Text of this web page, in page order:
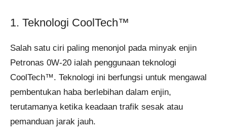
1. Teknologi CoolTech™
Salah satu ciri paling menonjol pada minyak enjin
Petronas 0W-20 ialah penggunaan teknologi
CoolTech™. Teknologi ini berfungsi untuk mengawal
pembentukan haba berlebihan dalam enjin,
terutamanya ketika keadaan trafik sesak atau
pemanduan jarak jauh.